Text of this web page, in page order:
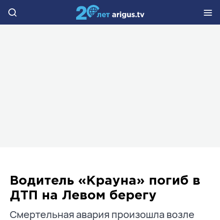
Водитель «Крауна» погиб в
ДТП на Левом берегу
Смертельная авария произошла возле